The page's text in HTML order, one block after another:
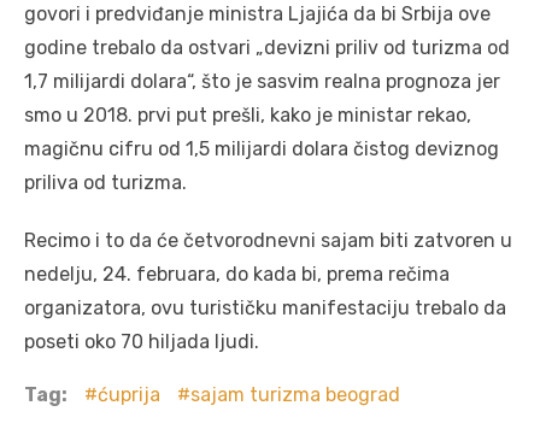
govori i predviđanje ministra Ljajića da bi Srbija ove
godine trebalo da ostvari „devizni priliv od turizma od
1,7 milijardi dolara“, što je sasvim realna prognoza jer
smo u 2018. prvi put prešli, kako je ministar rekao,
magičnu cifru od 1,5 milijardi dolara čistog deviznog
priliva od turizma.
Recimo i to da će četvorodnevni sajam biti zatvoren u
nedelju, 24. februara, do kada bi, prema rečima
organizatora, ovu turističku manifestaciju trebalo da
poseti oko 70 hiljada ljudi.
Tag: ćuprija sajam turizma beograd